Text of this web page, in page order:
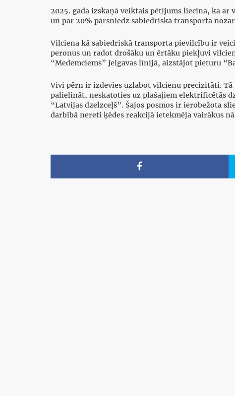
2025. gada izskaņā veiktais pētījums liecina, ka
un par 20% pārsniedz sabiedriskā transporta
Vilciena kā sabiedriskā transporta pievilcību ir
peronus un radot drošāku un ērtāku piekļuvi
“Medemciems” Jelgavas līnijā, aizstājot pieturu
Vivi pērn ir izdevies uzlabot vilcienu precizitāti. Tā
palielināt, neskatoties uz plašajiem elektrificētās
“Latvijas dzelzceļš”. Šajos posmos ir ierobežota
darbībā nereti ķēdes reakcijā ietekmēja vairākus
